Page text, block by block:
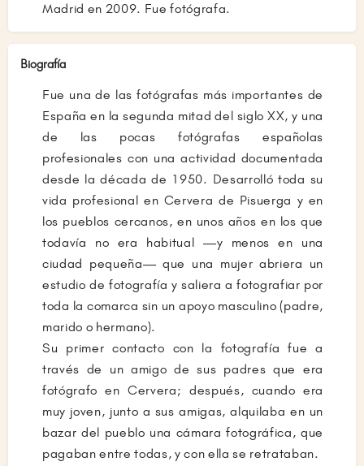
Madrid en 2009. Fue fotógrafa.
Biografía
Fue una de las fotógrafas más importantes de
España en la segunda mitad del siglo XX, y una
de las pocas fotógrafas españolas
profesionales con una actividad documentada
desde la década de 1950. Desarrolló toda su
vida profesional en Cervera de Pisuerga y en
los pueblos cercanos, en unos años en los que
todavía no era habitual —y menos en una
ciudad pequeña— que una mujer abriera un
estudio de fotografía y saliera a fotografiar por
toda la comarca sin un apoyo masculino (padre,
marido o hermano).
Su primer contacto con la fotografía fue a
través de un amigo de sus padres que era
fotógrafo en Cervera; después, cuando era
muy joven, junto a sus amigas, alquilaba en un
bazar del pueblo una cámara fotográfica, que
pagaban entre todas, y con ella se retrataban.